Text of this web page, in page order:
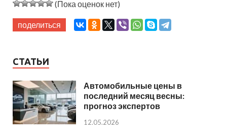
(Пока оценок нет)
поделиться
СТАТЬИ
Автомобильные цены в
последний месяц весны:
прогноз экспертов
12.05.2026